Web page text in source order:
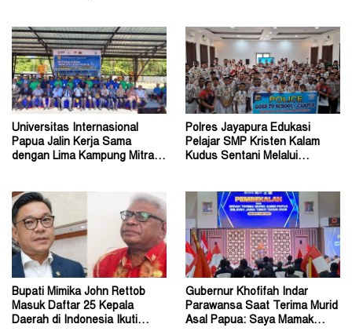
Universitas Internasional
Papua Jalin Kerja Sama
dengan Lima Kampung Mitra di
Polres Jayapura Edukasi
Pelajar SMP Kristen Kalam
Kudus Sentani Melalui
Bupati Mimika John Rettob
Masuk Daftar 25 Kepala
Daerah di Indonesia Ikuti
Gubernur Khofifah Indar
Parawansa Saat Terima Murid
Asal Papua: Saya Mamak